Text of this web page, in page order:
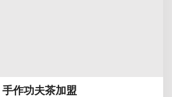
手作功夫茶加盟